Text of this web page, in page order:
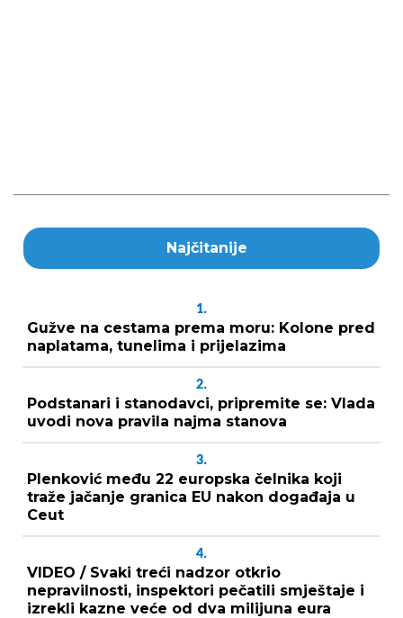
Najčitanije
1.
Gužve na cestama prema moru: Kolone pred
naplatama, tunelima i prijelazima
2.
Podstanari i stanodavci, pripremite se: Vlada
uvodi nova pravila najma stanova
3.
Plenković među 22 europska čelnika koji
traže jačanje granica EU nakon događaja u
Ceut
4.
VIDEO / Svaki treći nadzor otkrio
nepravilnosti, inspektori pečatili smještaje i
izrekli kazne veće od dva milijuna eura